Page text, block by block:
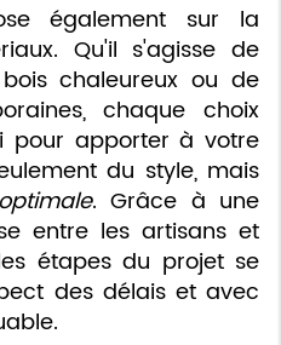
également sur la
Qu'il s'agisse de
chaleureux ou de
chaque choix
pour apporter à votre
du style, mais
. Grâce à une
entre les artisans et
étapes du projet se
des délais et avec